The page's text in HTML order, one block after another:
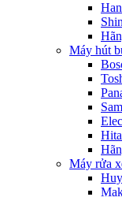
Máy hút
Máy rửa